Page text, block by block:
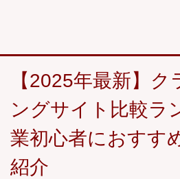
【2025年最新】
ングサイト比較ラ
業初心者におすす
紹介